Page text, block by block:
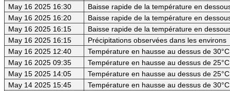
May 16 2025 16:30
Baisse rapide de la température en
May 16 2025 16:20
Baisse rapide de la température en
May 16 2025 16:15
Baisse rapide de la température en
May 16 2025 16:15
Précipitations observées dans les environs
May 16 2025 12:40
Température en hausse au dessus de
May 16 2025 09:35
Température en hausse au dessus de
May 15 2025 14:05
Température en hausse au dessus de
May 14 2025 15:45
Température en hausse au dessus de